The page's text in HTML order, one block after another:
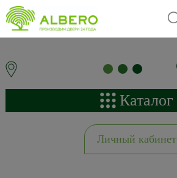
Каталог
Личный кабинет